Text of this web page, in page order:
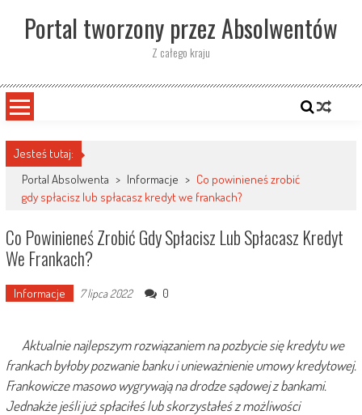
contentPortal tworzony przez Absolwentów
Z całego kraju
Jesteś tutaj:
Portal Absolwenta > Informacje > Co powinieneś zrobić
gdy spłacisz lub spłacasz kredyt we frankach?
Co Powinieneś Zrobić Gdy Spłacisz Lub Spłacasz Kredyt
We Frankach?
Informacje 7 lipca 2022 0
Aktualnie najlepszym rozwiązaniem na pozbycie się kredytu we
frankach byłoby pozwanie banku i unieważnienie umowy kredytowej.
Frankowicze masowo wygrywają na drodze sądowej z bankami.
Jednakże jeśli już spłaciłeś lub skorzystałeś z możliwości